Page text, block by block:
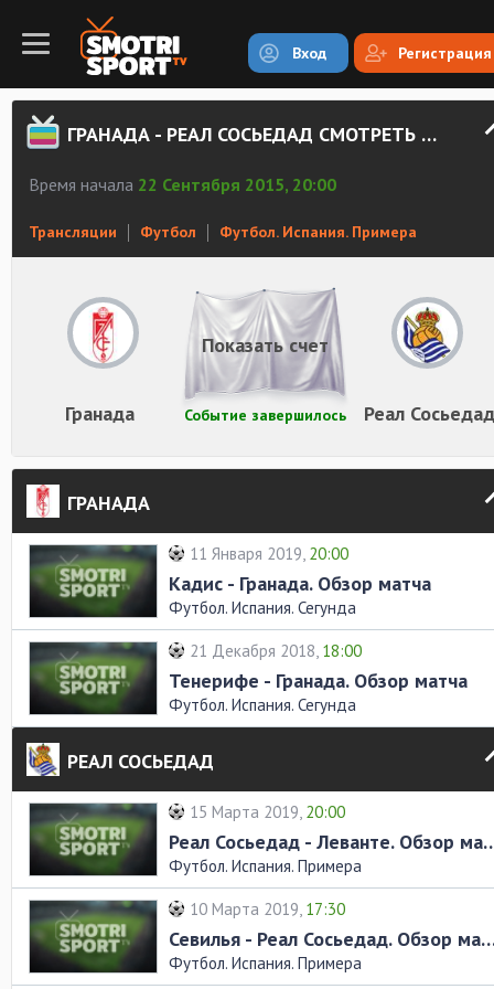
Вход Регистрация
ГРАНАДА - РЕАЛ СОСЬЕДАД СМОТРЕТЬ ОНЛАЙН
Время начала 22 Сентября 2015, 20:00
Трансляции Футбол Футбол. Испания. Примера
Гранада Реал Сосьедад
Событие завершилось
Показать счет
ГРАНАДА
11 Января 2019, 20:00
Кадис - Гранада. Обзор матча
Футбол. Испания. Сегунда
21 Декабря 2018, 18:00
Тенерифе - Гранада. Обзор матча
Футбол. Испания. Сегунда
РЕАЛ СОСЬЕДАД
15 Марта 2019, 20:00
Реал Сосьедад
Футбол. Испания. Примера
10 Марта 2019, 17:30
Севилья - Реал
Футбол. Испания. Примера